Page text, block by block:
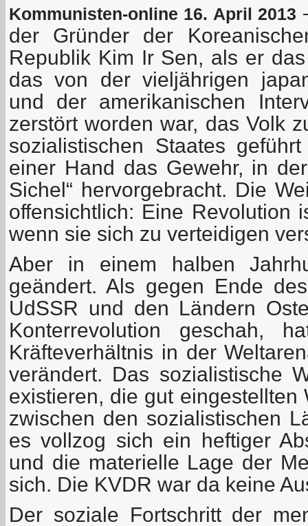
Kommunisten-online 16. April 2013
der Gründer der
Republik Kim Ir Sen, als er
das von der vieljährigen
und der amerikanischen
zerstört worden war, das Volk
sozialistischen Staates
einer Hand das Gewehr, in
Sichel“ hervorgebracht. Die
offensichtlich: Eine Revolution
wenn sie sich zu verteidigen
Aber in einem halben
geändert. Als gegen Ende
UdSSR und den Ländern
Konterrevolution geschah,
Kräfteverhältnis in der
verändert. Das sozialistische
existieren, die gut eingestellten
zwischen den sozialistischen
es vollzog sich ein heftiger
und die materielle Lage der
sich. Die KVDR war da keine
Der soziale Fortschritt der